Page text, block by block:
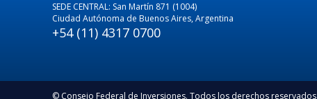
SEDE CENTRAL: San Martín 871 (1004)
Ciudad Autónoma de Buenos Aires, Argentina
+54 (11) 4317 0700
© Consejo Federal de Inversiones. Todos los derechos reservados